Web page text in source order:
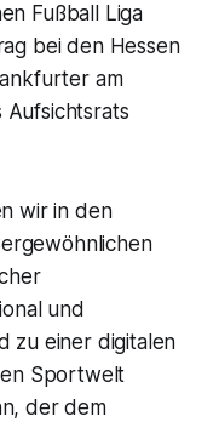
Fußball Liga
bei den Hessen
am
Aufsichtsrats
wir in den
und
zu einer digitalen
Sportwelt
der dem